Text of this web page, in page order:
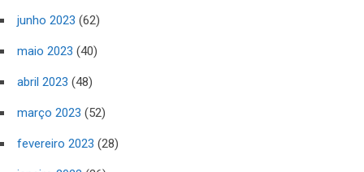
junho 2023 (62)
maio 2023 (40)
abril 2023 (48)
março 2023 (52)
fevereiro 2023 (28)